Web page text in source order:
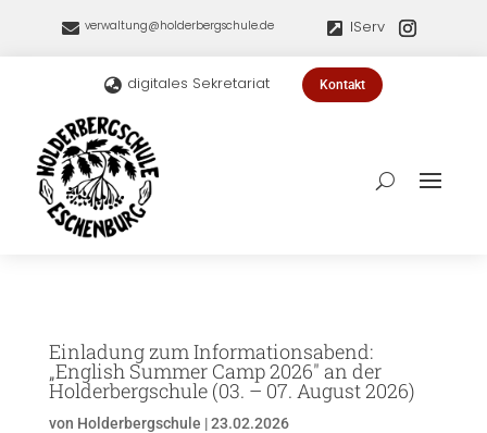
 verwaltung@holderbergschule.de  IServ
 digitales Sekretariat Kontakt
Einladung zum Informationsabend:
„English Summer Camp 2026″ an der
Holderbergschule (03. – 07. August 2026)
von Holderbergschule |23.02.2026